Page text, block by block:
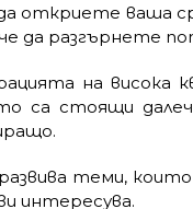
откриете ваша
да разгърнете
на висока
са стоящи
теми,
интересува.